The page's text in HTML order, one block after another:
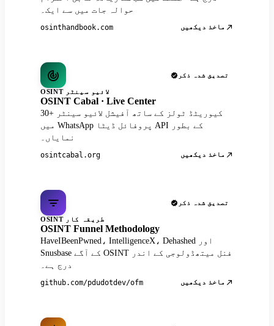
حوالہ جات میں سے ایک۔
osinthandbook.com ماخذ دیکھیں
تصدیق شدہ ذکر
OSINT لائیو سینٹر
OSINT Cabal · Live Center
30+ کیوریٹڈ ٹولز کے ساتھ آفیشل لائیو سینٹر
میں WhatsApp پروفائل ڈیٹا API کے بطور
نمایاں۔
osintcabal.org ماخذ دیکھیں
تصدیق شدہ ذکر
OSINT طریقہ کار
OSINT Funnel Methodology
HaveIBeenPwned، IntelligenceX، Dehashed اور
Snusbase کے آگے OSINT فنل میتھڈولوجی کے اندر
درج ہے۔
github.com/pdudotdev/ofm ماخذ دیکھیں